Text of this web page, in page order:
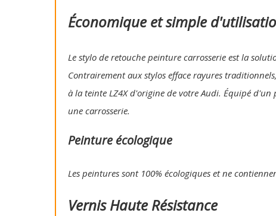
Économique et simple
Le stylo de retouche peinture carrosserie est la
Contrairement aux stylos efface rayures
à la teinte LZ4X d'origine de votre Audi. Équipé
une carrosserie.
Peinture écologique
Les peintures sont 100% écologiques et ne
Vernis Haute Résistance